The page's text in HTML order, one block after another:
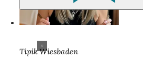
Tipik Wiesbaden